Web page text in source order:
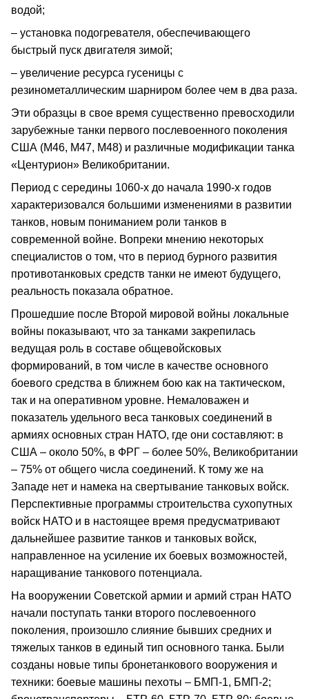
водой;
– установка подогревателя, обеспечивающего
быстрый пуск двигателя зимой;
– увеличение ресурса гусеницы с
резинометаллическим шарниром более чем в два раза.
Эти образцы в свое время существенно превосходили
зарубежные танки первого послевоенного поколения
США (М46, М47, М48) и различные модификации танка
«Центурион» Великобритании.
Период с середины 1060-х до начала 1990-х годов
характеризовался большими изменениями в развитии
танков, новым пониманием роли танков в
современной войне. Вопреки мнению некоторых
специалистов о том, что в период бурного развития
противотанковых средств танки не имеют будущего,
реальность показала обратное.
Прошедшие после Второй мировой войны локальные
войны показывают, что за танками закрепилась
ведущая роль в составе общевойсковых
формирований, в том числе в качестве основного
боевого средства в ближнем бою как на тактическом,
так и на оперативном уровне. Немаловажен и
показатель удельного веса танковых соединений в
армиях основных стран НАТО, где они составляют: в
США – около 50%, в ФРГ – более 50%, Великобритании
– 75% от общего числа соединений. К тому же на
Западе нет и намека на свертывание танковых войск.
Перспективные программы строительства сухопутных
войск НАТО и в настоящее время предусматривают
дальнейшее развитие танков и танковых войск,
направленное на усиление их боевых возможностей,
наращивание танкового потенциала.
На вооружении Советской армии и армий стран НАТО
начали поступать танки второго послевоенного
поколения, произошло слияние бывших средних и
тяжелых танков в единый тип основного танка. Были
созданы новые типы бронетанкового вооружения и
техники: боевые машины пехоты – БМП-1, БМП-2;